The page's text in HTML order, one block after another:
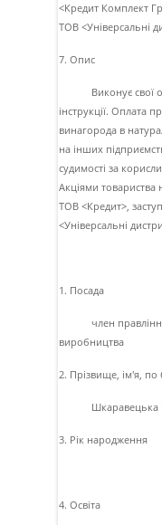
<Кредит Комплект
ТОВ <Унiверсальнi
7. Опис
Виконує свої
iнструкцiї. Оплата
винагорода в
на iнших
судимостi за
Акцiями товариства
ТОВ <Кредит>,
<Унiверсальнi
1. Посада
член правлiння
виробництва
2. Прізвище, ім'я, по
Шкаравецька
3. Рік народження
4. Освіта